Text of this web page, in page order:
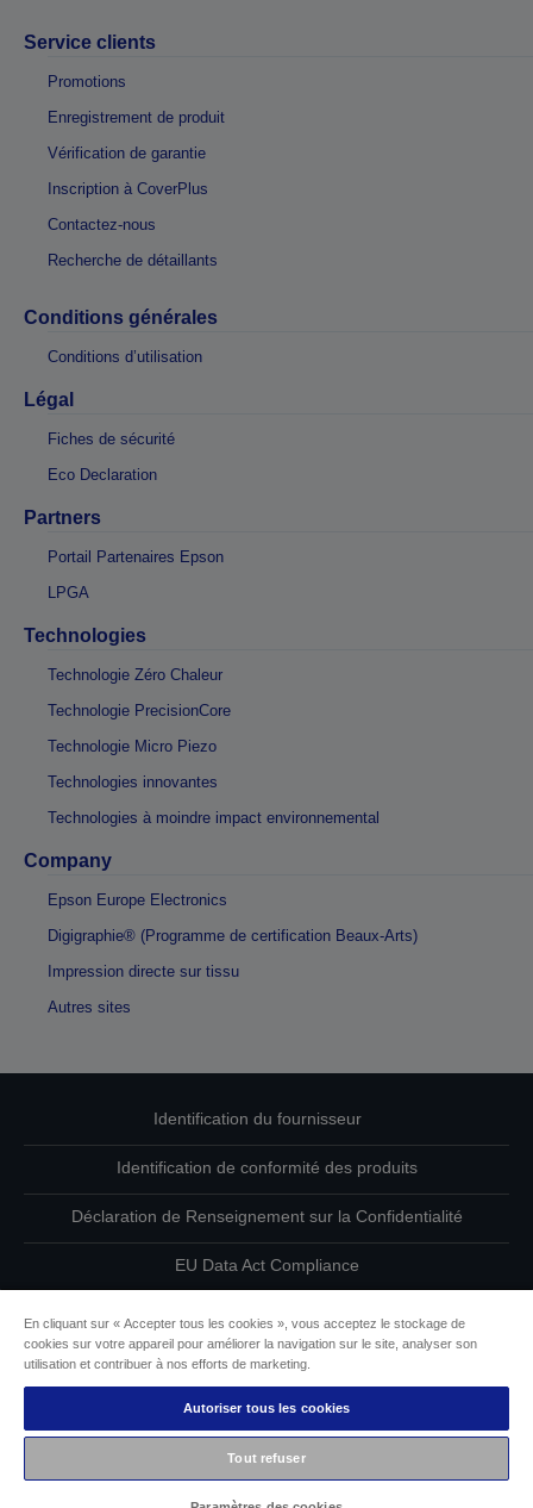
Service clients
Promotions
Enregistrement de produit
Vérification de garantie
Inscription à CoverPlus
Contactez-nous
Recherche de détaillants
Conditions générales
Conditions d’utilisation
Légal
Fiches de sécurité
Eco Declaration
Partners
Portail Partenaires Epson
LPGA
Technologies
Technologie Zéro Chaleur
Technologie PrecisionCore
Technologie Micro Piezo
Technologies innovantes
Technologies à moindre impact environnemental
Company
Epson Europe Electronics
Digigraphie® (Programme de certification Beaux-Arts)
Impression directe sur tissu
Autres sites
Identification du fournisseur
Identification de conformité des produits
Déclaration de Renseignement sur la Confidentialité
EU Data Act Compliance
Informations sur les cookies
L’engagement d’Epson pour l’accessibilité
Copyright © 2026 Seiko Epson
En cliquant sur « Accepter tous les cookies », vous acceptez le stockage de
cookies sur votre appareil pour améliorer la navigation sur le site, analyser son
utilisation et contribuer à nos efforts de marketing.
Autoriser tous les cookies
Tout refuser